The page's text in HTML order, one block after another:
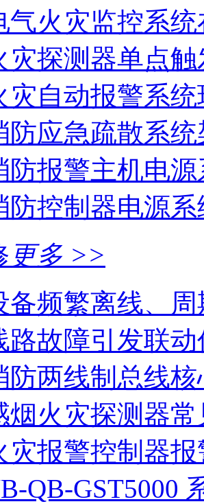
气火灾监控系统
灾探测器单点
灾自动报警系统
防应急疏散系统
防报警主机电源
防控制器电源系
更多 >>
备频繁离线、
路故障引发联
防两线制总线核
烟火灾探测器常
灾报警控制器报
QB-GST5000